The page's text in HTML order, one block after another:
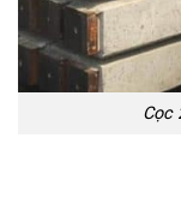
Cọc